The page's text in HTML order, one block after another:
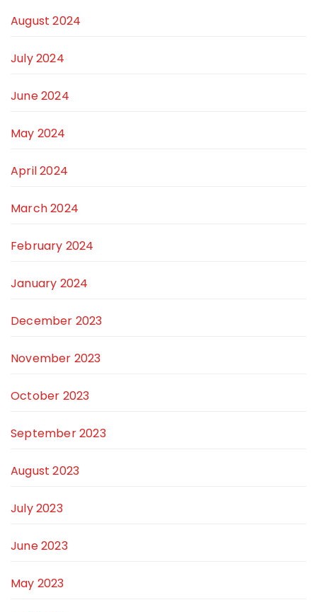
August 2024
July 2024
June 2024
May 2024
April 2024
March 2024
February 2024
January 2024
December 2023
November 2023
October 2023
September 2023
August 2023
July 2023
June 2023
May 2023